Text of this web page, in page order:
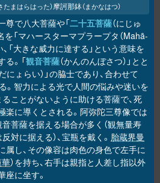
たまはらはった）摩訶那鉢（まかなはつ）
尊で八大菩薩や「二十五菩薩（にじゅ
を「マハースターマプラープタ（Mahā-
「大きな威力に達する」という意味を
。「観音菩薩（かんのんぼさつ）」とと
にょらい）」の脇士であり、合わせて
。智力による光で人間の悩みや迷いを
ことがないように助ける菩薩で、死
楽に導くとされる。阿弥陀三尊像では
菩薩を据える場合が多く（観無量寿
対に据える）、宝瓶を戴く。 胎蔵界曼
属し、その像容は肉色の身色で左手に
）を持ち、右手は親指と人差し指以外
に坐す。